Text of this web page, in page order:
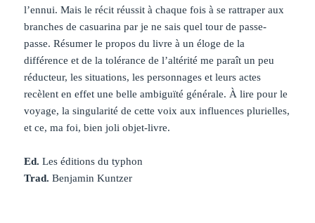
l’ennui. Mais le récit réussit à chaque fois à se rattraper aux
branches de casuarina par je ne sais quel tour de passe-
passe. Résumer le propos du livre à un éloge de la
différence et de la tolérance de l’altérité me paraît un peu
réducteur, les situations, les personnages et leurs actes
recèlent en effet une belle ambiguïté générale. À lire pour le
voyage, la singularité de cette voix aux influences plurielles,
et ce, ma foi, bien joli objet-livre.
Ed.Les éditions du typhon
Trad. Benjamin Kuntzer